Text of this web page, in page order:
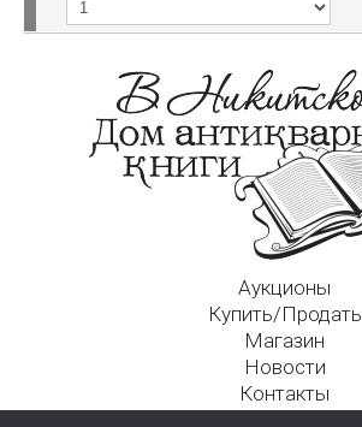
Аукционы
Купить/Продать
Магазин
Новости
Контакты